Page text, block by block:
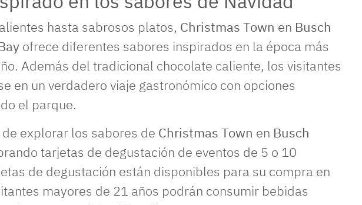
hasta sabrosos platos, Christmas Town en Busch
ofrece diferentes sabores inspirados en la época más
Además del tradicional chocolate caliente, los visitantes
en un verdadero viaje gastronómico con opciones
el parque.
explorar los sabores de Christmas Town en Busch
tarjetas de degustación de eventos de 5 o 10
de degustación están disponibles para su compra en
mayores de 21 años podrán consumir bebidas